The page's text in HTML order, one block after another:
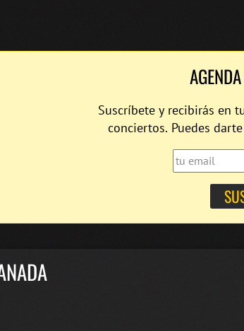
Suscríbete y recibirás en
conciertos. Puedes